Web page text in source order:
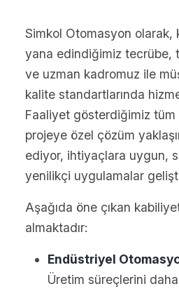
Simkol Otomasyon olarak,
yana edindiğimiz tecrübe,
ve uzman kadromuz ile
kalite standartlarında
Faaliyet gösterdiğimiz tüm
projeye özel çözüm
ediyor, ihtiyaçlara uygun,
yenilikçi uygulamalar
Aşağıda öne çıkan
almaktadır:
Endüstriyel
Üretim süreçlerini